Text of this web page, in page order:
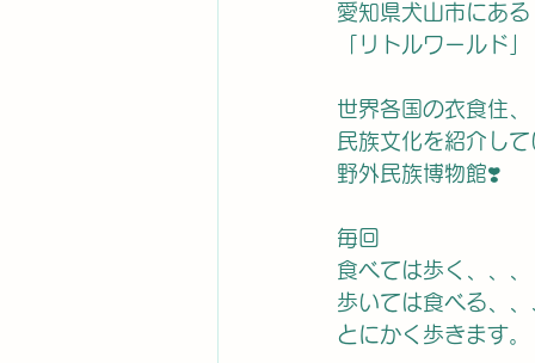
愛知県犬山市にある
「リトルワールド」
世界各国の衣食住、
民族文化を紹介して
野外民族博物館❣️
毎回
食べては歩く、、、
歩いては食べる、、
とにかく歩きます。